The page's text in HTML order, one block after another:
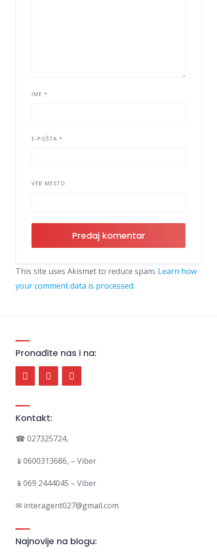
IME *
E-POŠTA *
VEB MESTO
This site uses Akismet to reduce spam. Learn how
your comment data is processed.
Pronađite nas i na:
Kontakt:
☎ 027325724,
📱0600313686, – Viber
📱069 2444045 – Viber
✉ interagent027@gmail.com
Najnovije na blogu: